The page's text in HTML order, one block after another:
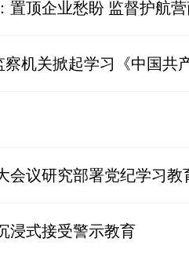
置顶企业愁盼 监督护航
察机关掀起学习《中国共
会议研究部署党纪学习教
浸式接受警示教育